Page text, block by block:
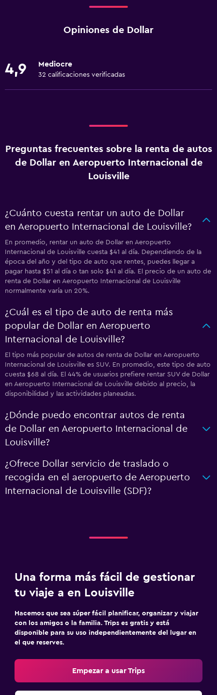
Opiniones de Dollar
4,9 Mediocre
32 calificaciones verificadas
Preguntas frecuentes sobre la renta de autos
de Dollar en Aeropuerto Internacional de
Louisville
¿Cuánto cuesta rentar un auto de Dollar
en Aeropuerto Internacional de Louisville?
En promedio, rentar un auto de Dollar en Aeropuerto
Internacional de Louisville cuesta $41 al día. Dependiendo de la
época del año y del tipo de auto que rentes, puedes llegar a
pagar hasta $51 al día o tan solo $41 al día. El precio de un auto de
renta de Dollar en Aeropuerto Internacional de Louisville
normalmente varía un 20%.
¿Cuál es el tipo de auto de renta más
popular de Dollar en Aeropuerto
Internacional de Louisville?
El tipo más popular de autos de renta de Dollar en Aeropuerto
Internacional de Louisville es SUV. En promedio, este tipo de auto
cuesta $68 al día. El 44% de usuarios prefiere rentar SUV de Dollar
en Aeropuerto Internacional de Louisville debido al precio, la
disponibilidad y las actividades planeadas.
¿Dónde puedo encontrar autos de renta
de Dollar en Aeropuerto Internacional de
Louisville?
¿Ofrece Dollar servicio de traslado o
recogida en el aeropuerto de Aeropuerto
Internacional de Louisville (SDF)?
Una forma más fácil de gestionar
tu viaje a en Louisville
Hacemos que sea súper fácil planificar, organizar y viajar
con los amigos o la familia. Trips es gratis y está
disponible para su uso independientemente del lugar en
el que reserves.
Empezar a usar Trips